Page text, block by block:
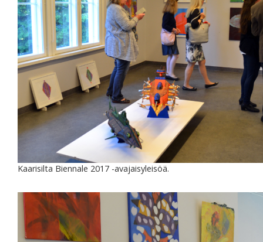
Kaarisilta Biennale 2017 -avajaisyleisöä.